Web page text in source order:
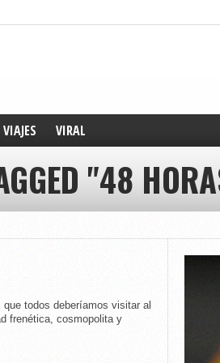
VIAJES VIRAL
"48
todos deberíamos visitar al
frenética, cosmopolita y